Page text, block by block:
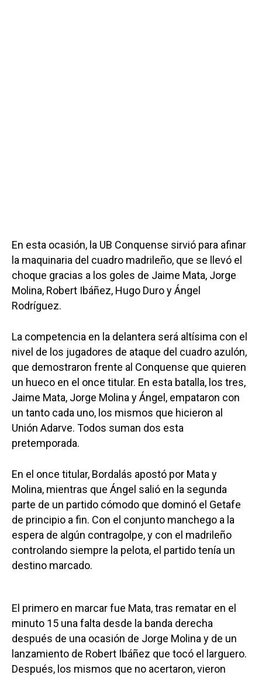
En esta ocasión, la UB Conquense sirvió para afinar
la maquinaria del cuadro madrileño, que se llevó el
choque gracias a los goles de Jaime Mata, Jorge
Molina, Robert Ibáñez, Hugo Duro y Ángel
Rodríguez.
La competencia en la delantera será altísima con el
nivel de los jugadores de ataque del cuadro azulón,
que demostraron frente al Conquense que quieren
un hueco en el once titular. En esta batalla, los tres,
Jaime Mata, Jorge Molina y Ángel, empataron con
un tanto cada uno, los mismos que hicieron al
Unión Adarve. Todos suman dos esta
pretemporada.
En el once titular, Bordalás apostó por Mata y
Molina, mientras que Ángel salió en la segunda
parte de un partido cómodo que dominó el Getafe
de principio a fin. Con el conjunto manchego a la
espera de algún contragolpe, y con el madrileño
controlando siempre la pelota, el partido tenía un
destino marcado.
El primero en marcar fue Mata, tras rematar en el
minuto 15 una falta desde la banda derecha
después de una ocasión de Jorge Molina y de un
lanzamiento de Robert Ibáñez que tocó el larguero.
Después, los mismos que no acertaron, vieron